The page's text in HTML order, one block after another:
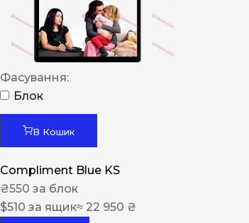
Фасування:
Блок
В Кошик
Compliment Blue KS
₴550 за блок
$510 за ящик≈ 22 950 ₴